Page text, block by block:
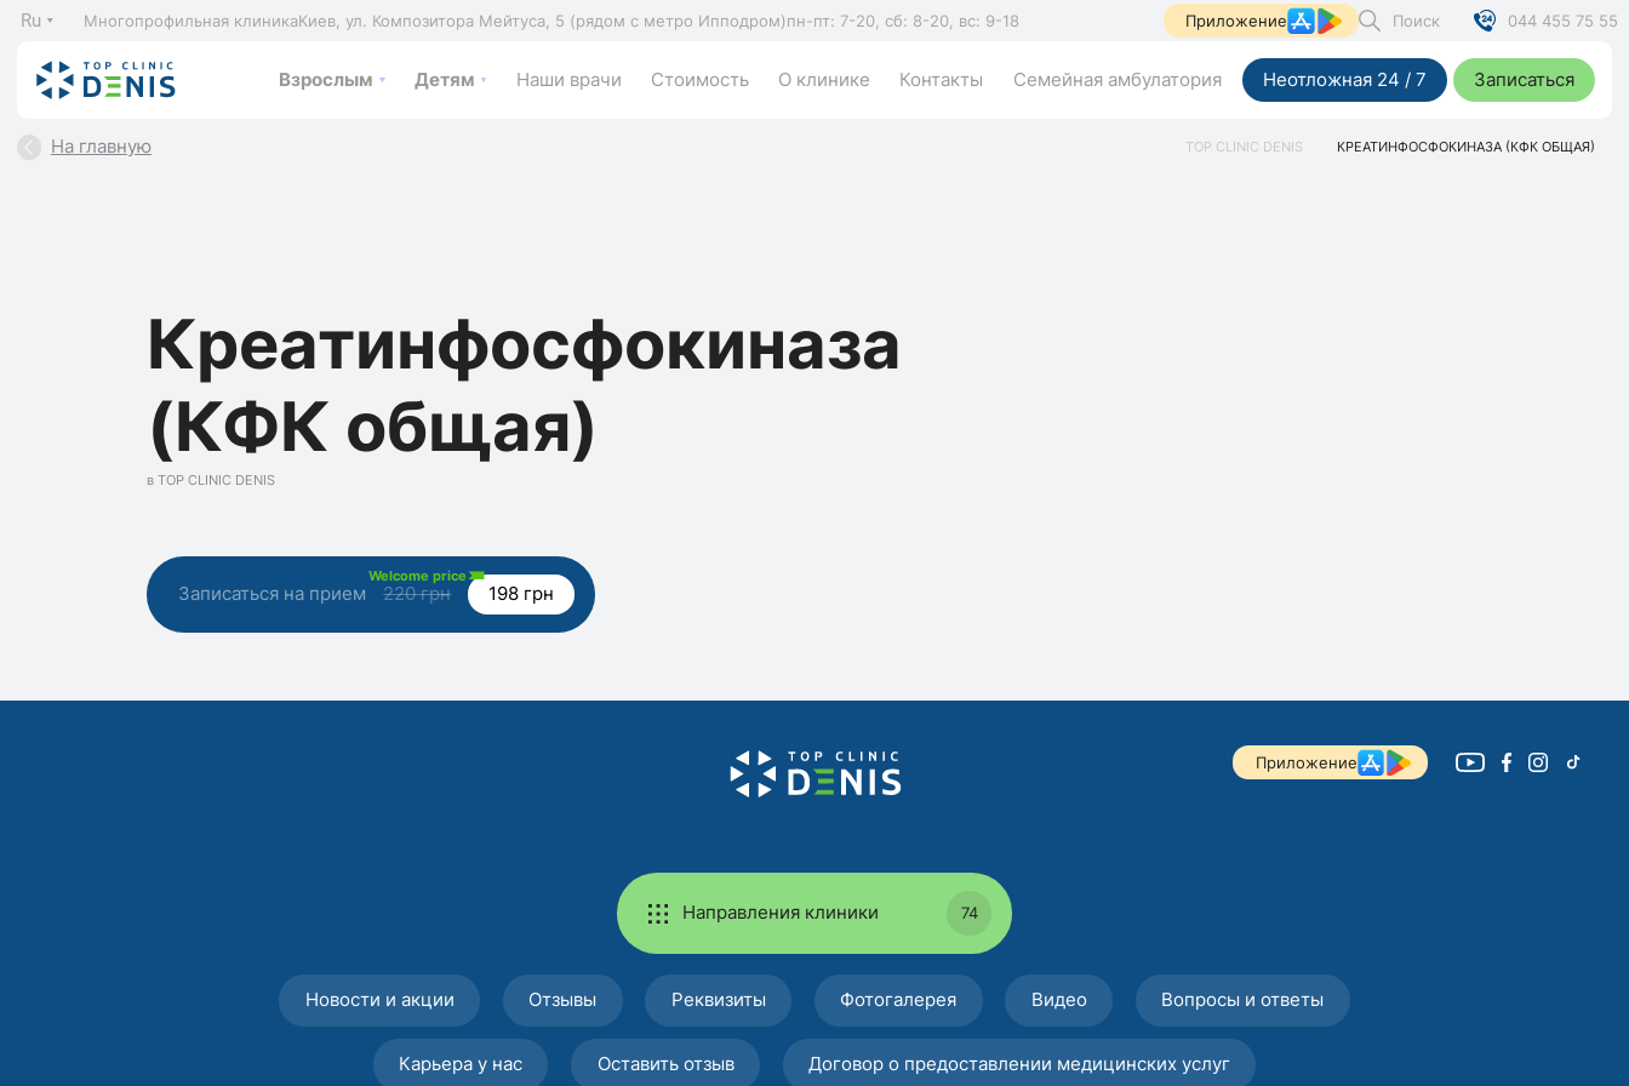
Ru Многопрофильная клиникаКиев, ул. Композитора Мейтуса, 5 (рядом с метро Ипподром)пн-пт: 7-20, сб: 8-20, вс: 9-18 Приложение Поиск 044 455 75 55
Взрослым Детям Наши врачи Стоимость О клинике Контакты Семейная амбулатория Неотложная 24 / 7 Записаться
На главную TOP CLINIC DENIS КРЕАТИНФОСФОКИНАЗА (КФК ОБЩАЯ)
Креатинфосфокиназа
(КФК общая)
в TOP CLINIC DENIS
Записаться на прием
Welcome price
220 грн 198 грн
Приложение
Направления клиники 74
Новости и акции Отзывы Реквизиты Фотогалерея Видео Вопросы и ответы
Карьера у нас Оставить отзыв Договор о предоставлении медицинских услуг